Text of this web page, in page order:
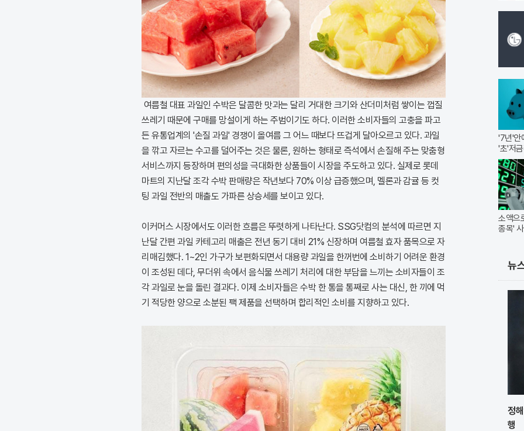
여름철 대표 과일인 수박은 달콤한 맛과는 달리 거대한 크기와 산더미처럼 쌓이는 껍질
쓰레기 때문에 구매를 망설이게 하는 주범이기도 하다. 이러한 소비자들의 고충을 파고
든 유통업계의 '손질 과일' 경쟁이 올여름 그 어느 때보다 뜨겁게 달아오르고 있다. 과일
을 깎고 자르는 수고를 덜어주는 것은 물론, 원하는 형태로 즉석에서 손질해 주는 맞춤형
서비스까지 등장하며 편의성을 극대화한 상품들이 시장을 주도하고 있다. 실제로 롯데
마트의 지난달 조각 수박 판매량은 작년보다 70% 이상 급증했으며, 멜론과 감귤 등 컷
팅 과일 전반의 매출도 가파른 상승세를 보이고 있다.
이커머스 시장에서도 이러한 흐름은 뚜렷하게 나타난다. SSG닷컴의 분석에 따르면 지
난달 간편 과일 카테고리 매출은 전년 동기 대비 21% 신장하며 여름철 효자 품목으로 자
리매김했다. 1~2인 가구가 보편화되면서 대용량 과일을 한꺼번에 소비하기 어려운 환경
이 조성된 데다, 무더위 속에서 음식물 쓰레기 처리에 대한 부담을 느끼는 소비자들이 조
각 과일로 눈을 돌린 결과다. 이제 소비자들은 수박 한 통을 통째로 사는 대신, 한 끼에 먹
기 적당한 양으로 소분된 팩 제품을 선택하며 합리적인 소비를 지향하고 있다.
'7년'안
'초'저
소액으
종목'
뉴
정
행